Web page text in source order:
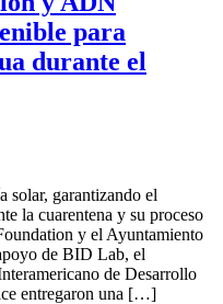
para
durante el
solar, garantizando el
la cuarentena y su proceso
y el Ayuntamiento
de BID Lab, el
de Desarrollo
entregaron una […]